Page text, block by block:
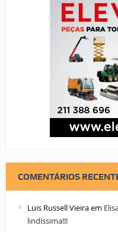
COMENTÁRIOS
Luis Russell Vieiraem
lindíssima!!!